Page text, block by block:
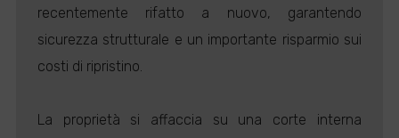
recentemente rifatto a nuovo, garantendo
sicurezza strutturale e un importante risparmio sui
costi di ripristino.
La proprietà si affaccia su una corte interna